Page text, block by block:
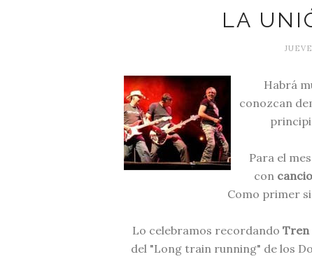
LA
Habrá
conozcan
Para el
con
Como primer
Lo celebramos recordando Tren
del "Long train running" de los